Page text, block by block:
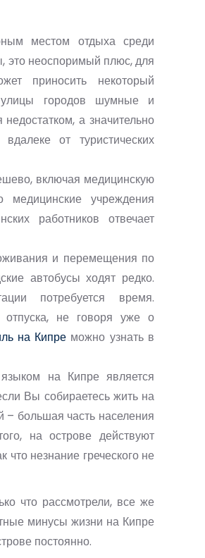
местом отдыха среди
это неоспоримый плюс, для
приносить некоторый
городов шумные и
а значительно
от туристических
включая медицинскую
медицинские учреждения
работников отвечает
и перемещения по
автобусы ходят редко.
потребуется время.
не говоря уже о
на Кипре можно узнать в
на Кипре является
Вы собираетесь жить на
– большая часть населения
на острове действуют
незнание греческого не
что рассмотрели, все же
минусы жизни на Кипре
постоянно.